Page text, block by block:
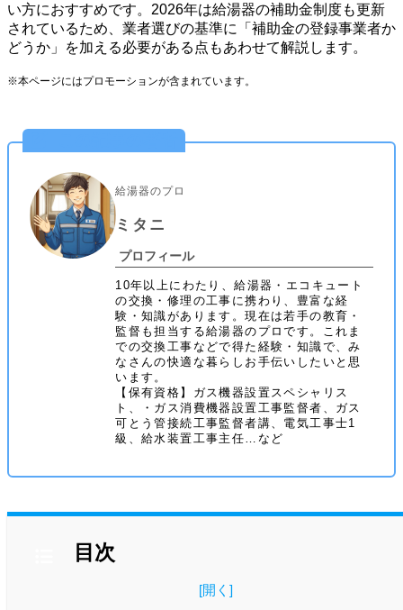
い方におすすめです。2026年は給湯器の補助金制度も更新
されているため、業者選びの基準に「補助金の登録事業者か
どうか」を加える必要がある点もあわせて解説します。
※本ページにはプロモーションが含まれています。
給湯器のプロ
ミタニ
プロフィール
10年以上にわたり、給湯器・エコキュート
の交換・修理の工事に携わり、豊富な経
験・知識があります。現在は若手の教育・
監督も担当する給湯器のプロです。これま
での交換工事などで得た経験・知識で、み
なさんの快適な暮らしお手伝いしたいと思
います。
【保有資格】ガス機器設置スペシャリス
ト、・ガス消費機器設置工事監督者、ガス
可とう管接続工事監督者講、電気工事士1
級、給水装置工事主任…など
目次
[開く ]